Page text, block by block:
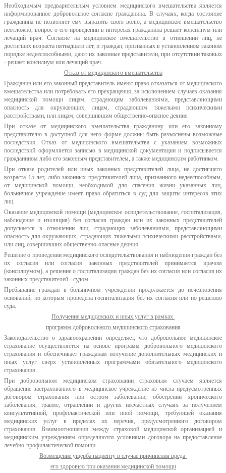
Необходимым предварительным условием медицинского вмешательства является
информированное добровольное согласие гражданина. В случаях, когда состояние
гражданина не позволяет ему выразить свою волю, а медицинское вмешательство
неотложно, вопрос о его проведении в интересах гражданина решает консилиум или
лечащий врач. Согласие на медицинское вмешательство в отношении лиц, не
достигших возраста пятнадцати лет, и граждан, признанных в установленном законом
порядке недееспособными, дают их законные представители, при отсутствии таковых
- решает консилиум или лечащий врач.
Отказ от медицинского вмешательства
Гражданин или его законный представитель имеют право отказаться от медицинского
вмешательства или потребовать его прекращения, за исключением случаев оказания
медицинской помощи лицам, страдающим заболеваниями, представляющими
опасность для окружающих, лицам, страдающим тяжелыми психическими
расстройствами, или лицам, совершившим общественно-опасное деяние.
При отказе от медицинского вмешательства гражданину или его законному
представителю в доступной для него форме должны быть разъяснены возможные
последствия. Отказ от медицинского вмешательства с указанием возможных
последствий оформляется записью в медицинской документации и подписывается
гражданином либо его законным представителем, а также медицинским работником.
При отказе родителей или иных законных представителей лица, не достигшего
возраста 15 лет, либо законных представителей лица, признанного недееспособным,
от медицинской помощи, необходимой для спасения жизни указанных лиц,
больничное учреждение имеет право обратиться в суд для защиты интересов этих
лиц.
Оказание медицинской помощи (медицинское освидетельствование, госпитализация,
наблюдение и изоляция) без согласия граждан или их законных представителей
допускается в отношении лиц, страдающих заболеваниями, представляющими
опасность для окружающих, страдающих тяжелыми психическими расстройствами,
или лиц, совершивших общественно-опасные деяния.
Решение о проведении медицинского освидетельствования и наблюдения граждан без
их согласия или согласия законных представителей принимается врачом
(консилиумом), а решение о госпитализации граждан без их согласия или согласия их
законных представителей - судом.
Пребывание граждан в больничном учреждении продолжается до исчезновения
оснований, по которым проведена госпитализация без их согласия или по решению
суда.
Получение медицинских и иных услуг в рамках
программ добровольного медицинского страхования
Законодательство о здравоохранении определяет, что добровольное медицинское
страхование осуществляется на основе программ добровольного медицинского
страхования и обеспечивает гражданам получение дополнительных медицинских и
иных услуг сверх установленных программами обязательного медицинского
страхования.
При добровольном медицинском страховании страховым случаем является
обращение застрахованного в медицинское учреждение из числа предусмотренных
договором страхования при остром заболевании, обострении хронического
заболевания, травме, отравлении и других несчастных случаях за получением
консультативной, профилактической или иной помощи, требующей оказания
медицинских услуг в пределах их перечня, предусмотренного договором
страхования. Взаимоотношения между страховой медицинской организацией и
медицинским учреждением определяются условиями договора на предоставление
лечебно-профилактической помощи.
Возмещение ущерба пациенту в случае причинения вреда
его здоровью при оказании медицинской помощи